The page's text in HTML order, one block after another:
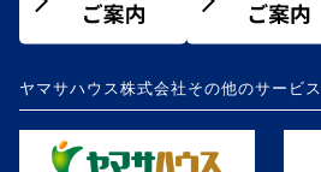
ヤマサハウス株式会社その他のサービス